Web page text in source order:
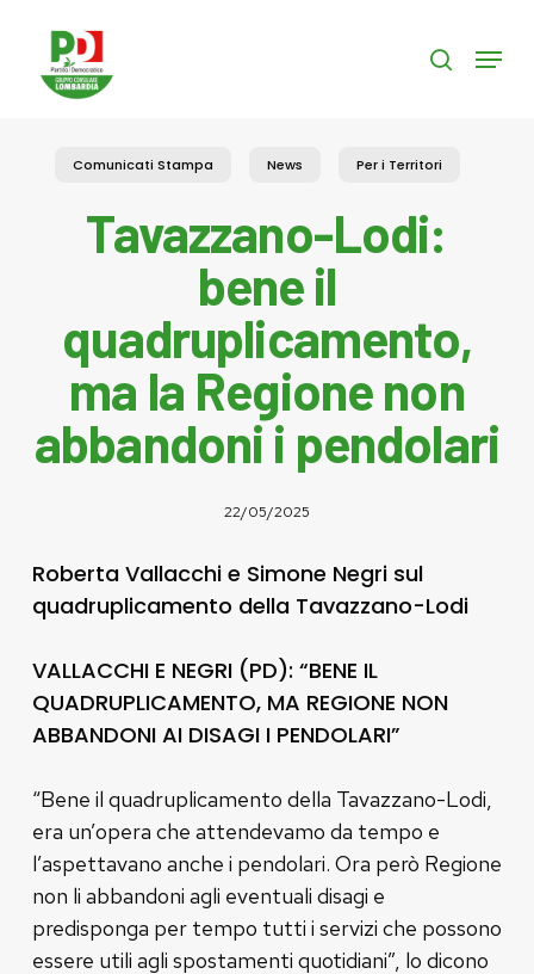
content
search
Menu
Comunicati Stampa News Per i Territori
Tavazzano-Lodi:
bene il
quadruplicamento,
ma la Regione non
abbandoni i pendolari
22/05/2025
Roberta Vallacchi e Simone Negri sul
quadruplicamento della Tavazzano-Lodi
VALLACCHI E NEGRI (PD): “BENE IL
QUADRUPLICAMENTO, MA REGIONE NON
ABBANDONI AI DISAGI I PENDOLARI”
“Bene il quadruplicamento della Tavazzano-Lodi,
era un’opera che attendevamo da tempo e
l’aspettavano anche i pendolari. Ora però Regione
non li abbandoni agli eventuali disagi e
predisponga per tempo tutti i servizi che possono
essere utili agli spostamenti quotidiani”, lo dicono